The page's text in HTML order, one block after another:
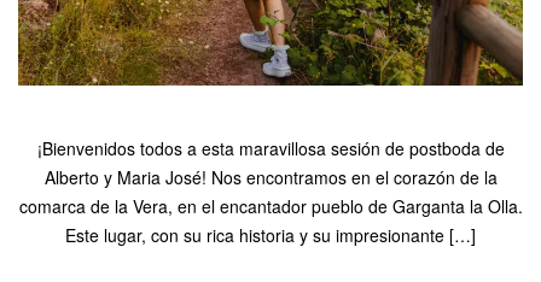
¡Bienvenidos todos a esta maravillosa sesión de postboda de
Alberto y Maria José! Nos encontramos en el corazón de la
comarca de la Vera, en el encantador pueblo de Garganta la Olla.
Este lugar, con su rica historia y su impresionante […]